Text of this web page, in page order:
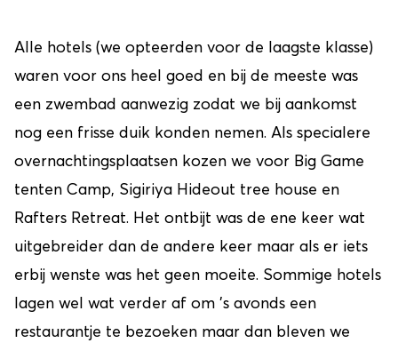
Alle hotels (we opteerden voor de laagste klasse)
waren voor ons heel goed en bij de meeste was
een zwembad aanwezig zodat we bij aankomst
nog een frisse duik konden nemen. Als specialere
overnachtingsplaatsen kozen we voor Big Game
tenten Camp, Sigiriya Hideout tree house en
Rafters Retreat. Het ontbijt was de ene keer wat
uitgebreider dan de andere keer maar als er iets
erbij wenste was het geen moeite. Sommige hotels
lagen wel wat verder af om 's avonds een
restaurantje te bezoeken maar dan bleven we